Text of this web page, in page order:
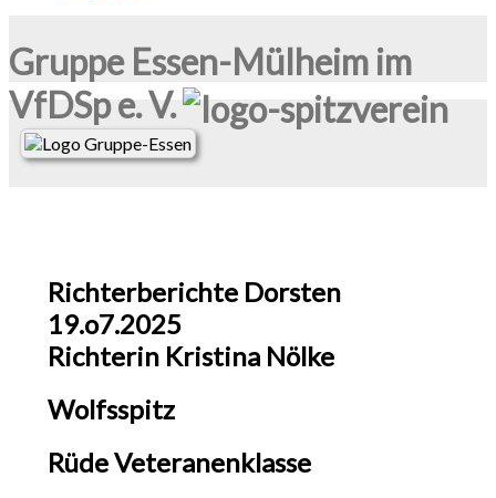
Gruppe Essen-Mülheim im
VfDSp e. V.
Richterberichte Dorsten
19.o7.2025
Richterin Kristina Nölke
Wolfsspitz
Rüde Veteranenklasse